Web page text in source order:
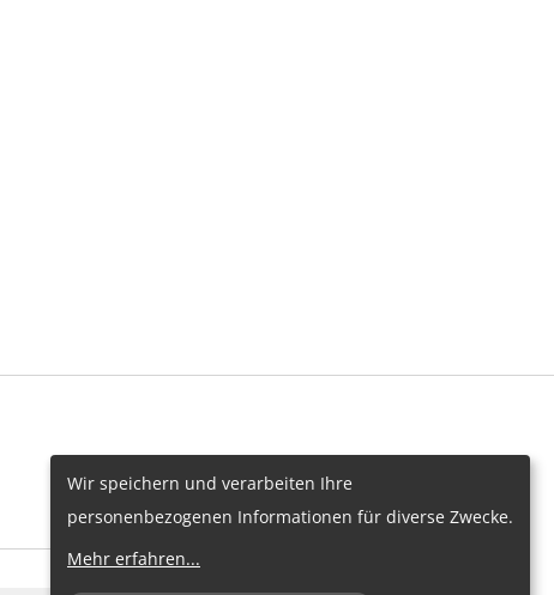
Wir speichern und verarbeiten Ihre
personenbezogenen Informationen für diverse Zwecke.
Mehr erfahren...